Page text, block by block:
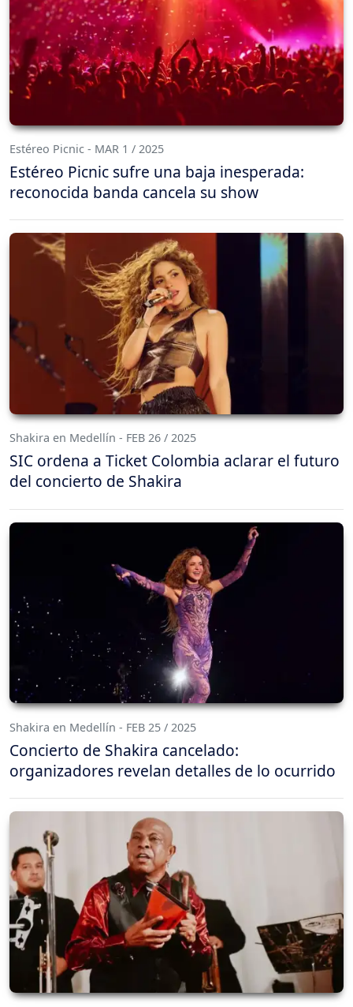
Estéreo Picnic - MAR 1 / 2025
Estéreo Picnic sufre una baja inesperada:
reconocida banda cancela su show
Shakira en Medellín - FEB 26 / 2025
SIC ordena a Ticket Colombia aclarar el futuro
del concierto de Shakira
Shakira en Medellín - FEB 25 / 2025
Concierto de Shakira cancelado:
organizadores revelan detalles de lo ocurrido